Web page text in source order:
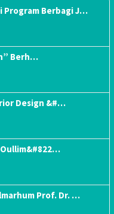
Program Berbagi J…
Berh…
Design &#…
Prof. Dr. …